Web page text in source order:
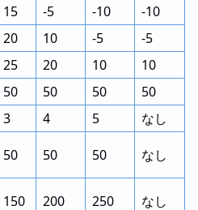
15 -5 -10
-10
20 10 -5
-5
25 20 10
10
50 50 50
50
3 4 5
なし
50 50 50 なし
150 200 250 なし